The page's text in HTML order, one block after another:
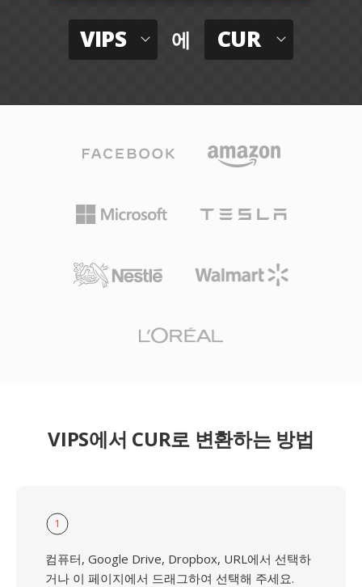
VIPS 에 CUR
VIPS에서 CUR로 변환하는 방법
1
컴퓨터, Google Drive, Dropbox, URL에서 선택하
거나 이 페이지에서 드래그하여 선택해 주세요.